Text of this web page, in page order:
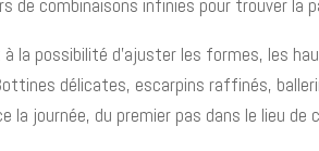
de combinaisons infinies pour trouver la
la possibilité d’ajuster les formes, les
délicates, escarpins raffinés,
la journée, du premier pas dans le lieu de